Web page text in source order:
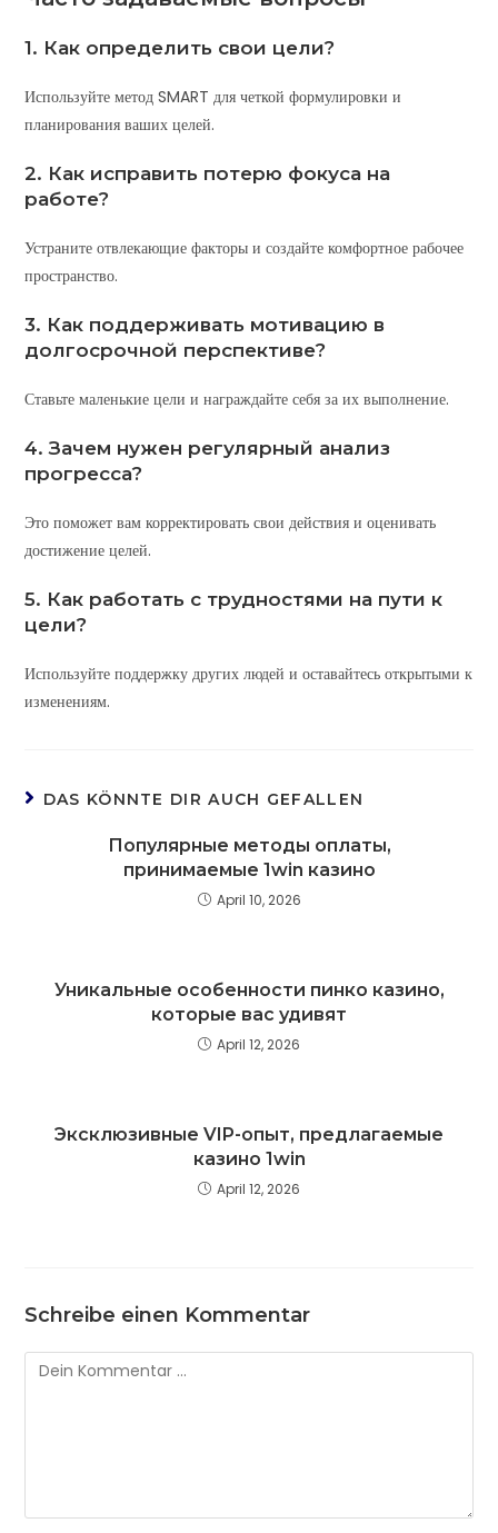
1. Как определить свои цели?
Используйте метод SMART для четкой формулировки и
планирования ваших целей.
2. Как исправить потерю фокуса на
работе?
Устраните отвлекающие факторы и создайте комфортное рабочее
пространство.
3. Как поддерживать мотивацию в
долгосрочной перспективе?
Ставьте маленькие цели и награждайте себя за их выполнение.
4. Зачем нужен регулярный анализ
прогресса?
Это поможет вам корректировать свои действия и оценивать
достижение целей.
5. Как работать с трудностями на пути к
цели?
Используйте поддержку других людей и оставайтесь открытыми к
изменениям.
DAS KÖNNTE DIR AUCH GEFALLEN
Популярные методы оплаты,
принимаемые 1win казино
April 10, 2026
Уникальные особенности пинко казино,
которые вас удивят
April 12, 2026
Эксклюзивные VIP-опыт, предлагаемые
казино 1win
April 12, 2026
Schreibe einen Kommentar